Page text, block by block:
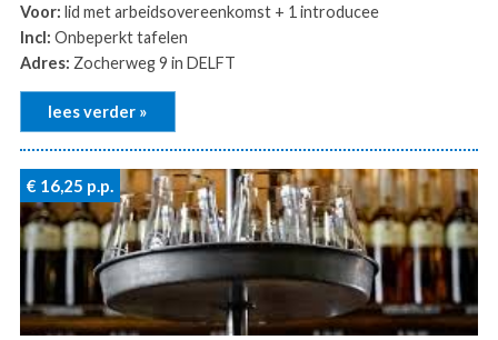
Voor: lid met arbeidsovereenkomst + 1 introducee
Incl: Onbeperkt tafelen
Adres: Zocherweg 9 in DELFT
lees verder »
€ 16,25 p.p.